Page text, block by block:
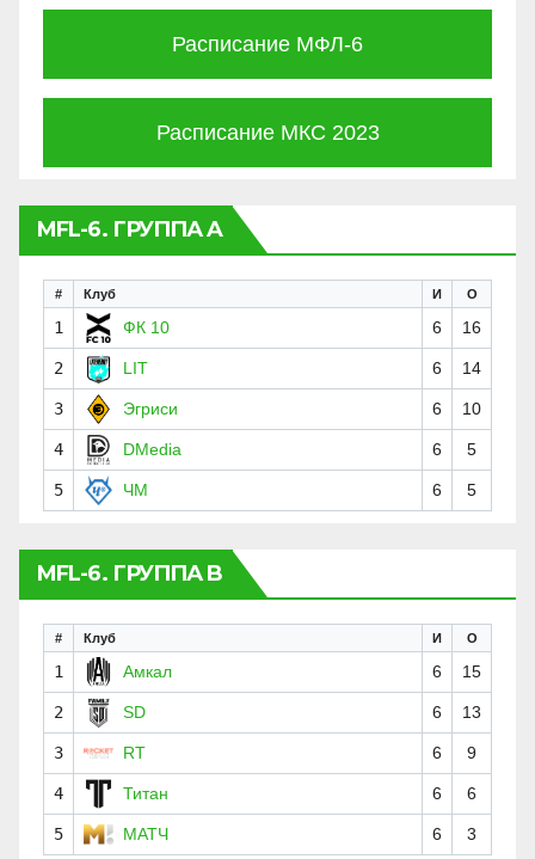
Расписание МФЛ-6
Расписание МКС 2023
MFL-6. ГРУППА A
# Клуб И О
1 ФК 10 6 16
2 LIT 6 14
3 Эгриси 6 10
4 DMedia 6 5
5 ЧМ 6 5
MFL-6. ГРУППА B
# Клуб И О
1 Амкал 6 15
2 SD 6 13
3 RT 6 9
4 Титан 6 6
5 МАТЧ 6 3